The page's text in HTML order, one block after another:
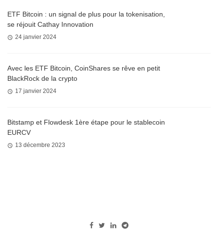
ETF Bitcoin : un signal de plus pour la tokenisation,
se réjouit Cathay Innovation
24 janvier 2024
Avec les ETF Bitcoin, CoinShares se rêve en petit
BlackRock de la crypto
17 janvier 2024
Bitstamp et Flowdesk 1ère étape pour le stablecoin
EURCV
13 décembre 2023